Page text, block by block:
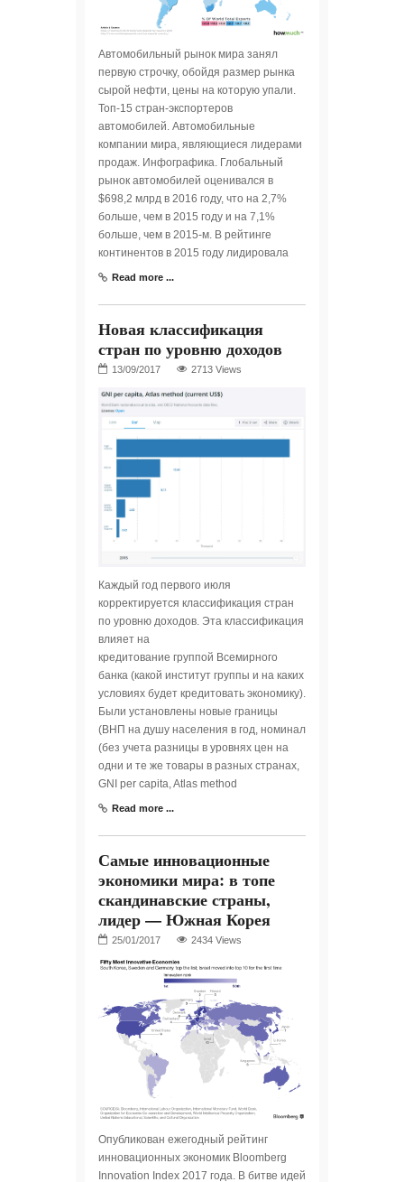
Автомобильный рынок мира занял
первую строчку, обойдя размер рынка
сырой нефти, цены на которую упали.
Топ-15 стран-экспортеров
автомобилей. Автомобильные
компании мира, являющиеся лидерами
продаж. Инфографика. Глобальный
рынок автомобилей оценивался в
$698,2 млрд в 2016 году, что на 2,7%
больше, чем в 2015 году и на 7,1%
больше, чем в 2015-м. В рейтинге
континентов в 2015 году лидировала
Read more ...
Новая классификация
стран по уровню доходов
2713 Views
Каждый год первого июля
корректируется классификация стран
по уровню доходов. Эта классификация
влияет на
кредитование группой Всемирного
банка (какой институт группы и на каких
условиях будет кредитовать экономику).
Были установлены новые границы
(ВНП на душу населения в год, номинал
(без учета разницы в уровнях цен на
одни и те же товары в разных странах,
GNI per capita, Atlas method
Read more ...
Самые инновационные
экономики мира: в топе
скандинавские страны,
лидер — Южная Корея
2434 Views
Опубликован ежегодный рейтинг
инновационных экономик Bloomberg
Innovation Index 2017 года. В битве идей